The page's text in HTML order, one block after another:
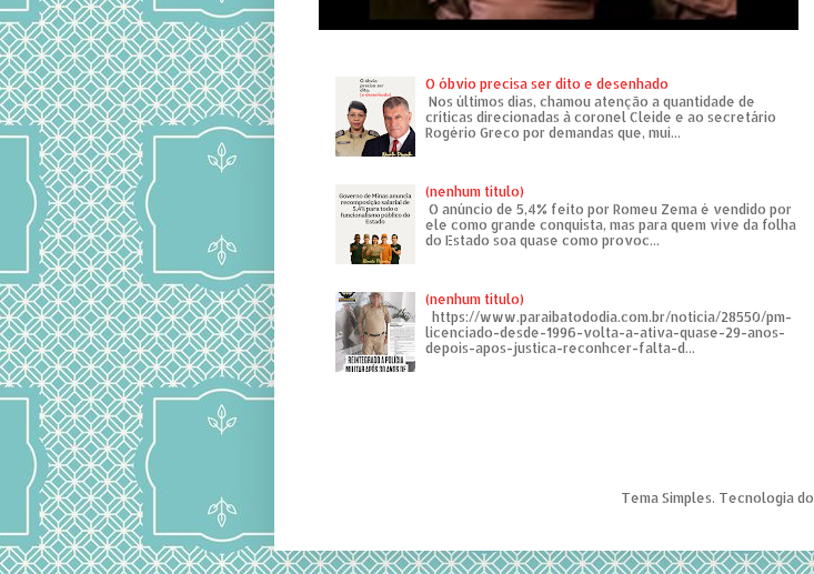
O óbvio precisa ser dito e desenhado
Nos últimos dias, chamou atenção a quantidade de
críticas direcionadas à coronel Cleide e ao secretário
Rogério Greco por demandas que, mui...
(nenhum título)
O anúncio de 5,4% feito por Romeu Zema é vendido por
ele como grande conquista, mas para quem vive da folha
do Estado soa quase como provoc...
(nenhum título)
https://www.paraibatododia.com.br/noticia/28550/pm-
licenciado-desde-1996-volta-a-ativa-quase-29-anos-
depois-apos-justica-reconhcer-falta-d...
Tema Simples. Tecnologia do